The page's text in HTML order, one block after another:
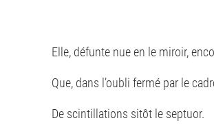
Elle, défunte nue en le miroir,
Que, dans l’oubli fermé par le
De scintillations sitôt le septuor.